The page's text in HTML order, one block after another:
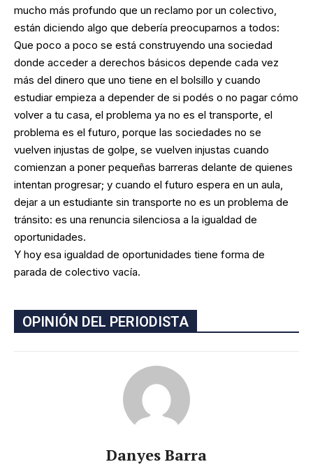
mucho más profundo que un reclamo por un colectivo,
están diciendo algo que debería preocuparnos a todos:
Que poco a poco se está construyendo una sociedad
donde acceder a derechos básicos depende cada vez
más del dinero que uno tiene en el bolsillo y cuando
estudiar empieza a depender de si podés o no pagar cómo
volver a tu casa, el problema ya no es el transporte, el
problema es el futuro, porque las sociedades no se
vuelven injustas de golpe, se vuelven injustas cuando
comienzan a poner pequeñas barreras delante de quienes
intentan progresar; y cuando el futuro espera en un aula,
dejar a un estudiante sin transporte no es un problema de
tránsito: es una renuncia silenciosa a la igualdad de
oportunidades.
Y hoy esa igualdad de oportunidades tiene forma de
parada de colectivo vacía.
OPINIÓN DEL PERIODISTA
Danyes Barra